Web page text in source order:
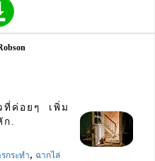
ที่ค่อยๆ เพิ่ม
.
กระทำ, ฉากไล่